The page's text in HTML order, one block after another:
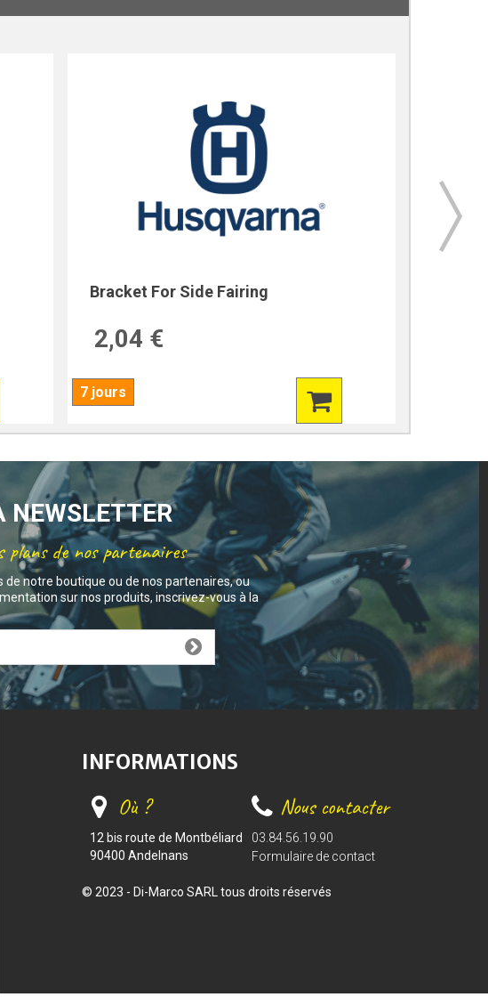
Bracket For Side Fairing
2,04 €
7 jours
NEWSLETTER
plans de nos partenaires
de notre boutique ou de nos partenaires, ou
sur nos produits, inscrivez-vous à la
INFORMATIONS
Où ?
12 bis route de Montbéliard
90400 Andelnans
Nous contacter
03.84.56.19.90
Formulaire de contact
© 2023 - Di-Marco SARL tous droits réservés